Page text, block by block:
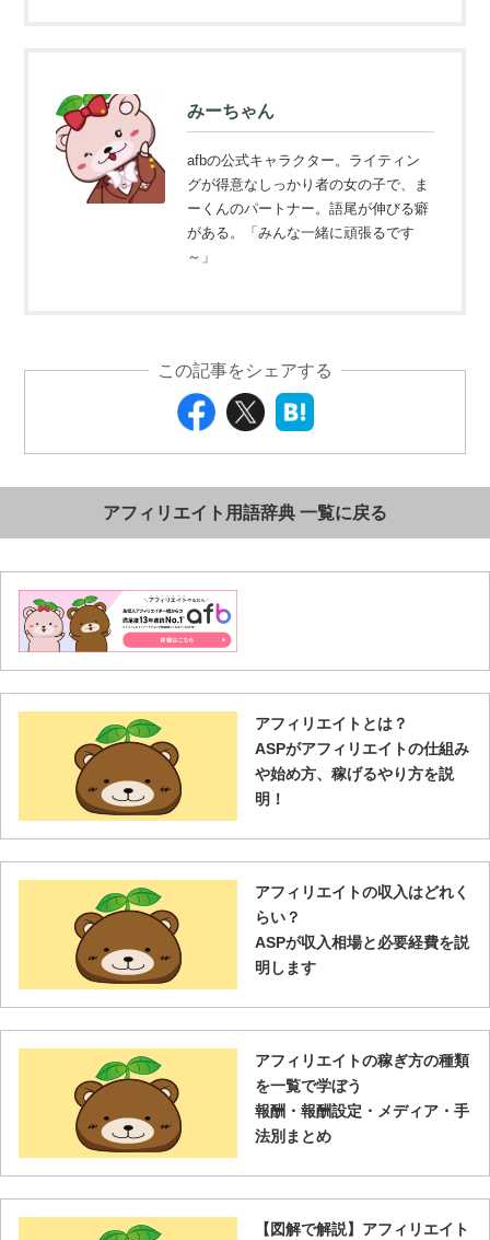
みーちゃん
afbの公式キャラクター。ライティン
グが得意なしっかり者の女の子で、ま
ーくんのパートナー。語尾が伸びる癖
がある。「みんな一緒に頑張るです
～」
この記事をシェアする
アフィリエイト用語辞典 一覧に戻る
アフィリエイトとは？
ASPがアフィリエイトの仕組み
や始め方、稼げるやり方を説
明！
アフィリエイトの収入はどれく
らい？
ASPが収入相場と必要経費を説
明します
アフィリエイトの稼ぎ方の種類
を一覧で学ぼう
報酬・報酬設定・メディア・手
法別まとめ
【図解で解説】アフィリエイト